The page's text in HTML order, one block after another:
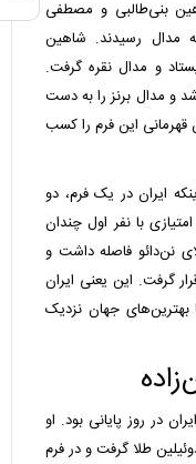
بنی‌طالبی و مصطفی
مدال رسیدند. شاهین
جایگاه دوم ایستاد و مدال نقره گرفت.
نیز با امتیاز ۹.۷۳۶ سوم شد و مدال برنز را به دست
هنگ‌کنگ با امتیاز ۹.۷۸۳ عنوان قهرمانی این فرم را کسب
ایران در یک فرم، دو
با نفر اول چندان
۰.۰۳۰ امتیاز با طلای نن‌دائو فاصله داشت و
گرفت. این یعنی ایران
جهان نزدیک
در روز پایانی بود. او
طلا گرفت و در فرم